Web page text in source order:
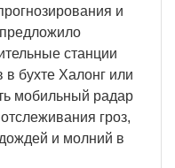
и
станции
в бухте Халонг или
мобильный радар
гроз,
и молний в